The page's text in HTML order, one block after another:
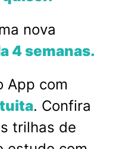
nova
4 semanas.
App com
. Confira
trilhas de